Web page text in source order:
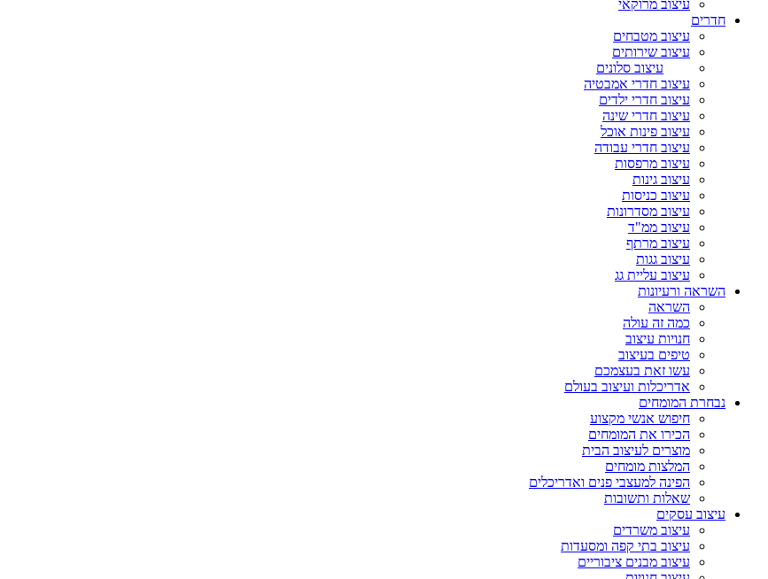
עיצוב מרוקאי
חדרים
עיצוב מטבחים
עיצוב שירותים
עיצוב סלונים
עיצוב חדרי אמבטיה
עיצוב חדרי ילדים
עיצוב חדרי שינה
עיצוב פינות אוכל
עיצוב חדרי עבודה
עיצוב מרפסות
עיצוב גינות
עיצוב כניסות
עיצוב מסדרונות
עיצוב ממ"ד
עיצוב מרתף
עיצוב גגות
עיצוב עליית גג
השראה ורעיונות
השראה
כמה זה עולה
חנויות עיצוב
טיפים בעיצוב
עשו זאת בעצמכם
אדריכלות ועיצוב בעולם
נבחרת המומחים
חיפוש אנשי מקצוע
הכירו את המומחים
מוצרים לעיצוב הבית
המלצות מומחים
הפינה למעצבי פנים ואדריכלים
שאלות ותשובות
עיצוב עסקים
עיצוב משרדים
עיצוב בתי קפה ומסעדות
עיצוב מבנים ציבוריים